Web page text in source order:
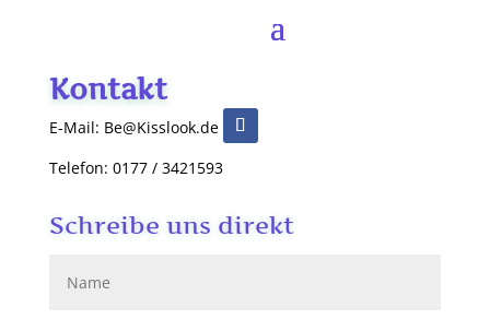
Kontakt
E-Mail: Be@Kisslook.de
Telefon: 0177 / 3421593
Schreibe uns direkt